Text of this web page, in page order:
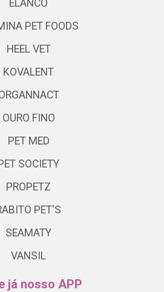
ELANCO
PET FOODS
HEEL VET
KOVALENT
OURO FINO
PET MED
SOCIETY
PROPETZ
PET'S
SEAMATY
VANSIL
já nosso APP